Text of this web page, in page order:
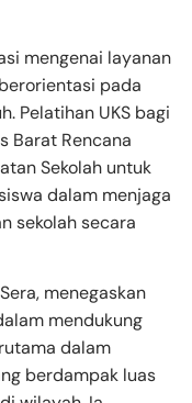
mengenai layanan
pada
Pelatihan UKS bagi
Barat Rencana
Sekolah untuk
dalam menjaga
sekolah secara
menegaskan
mendukung
dalam
berdampak luas